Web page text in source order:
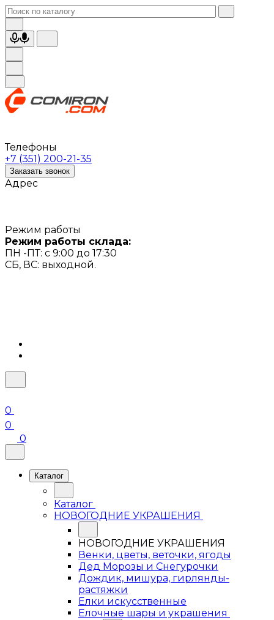
Телефоны
+7 (351) 200-21-35
Заказать звонок
Адрес
Режим работы
Режим работы склада:
ПН -ПТ: с 9:00 до 17:30
СБ, ВС: выходной.
0
0
0
Каталог
Каталог
НОВОГОДНИЕ УКРАШЕНИЯ
НОВОГОДНИЕ УКРАШЕНИЯ
Венки, цветы, веточки, ягоды
Дед Морозы и Снегурочки
Дождик, мишура, гирлянды-
растяжки
Елки искусственные
Елочные шары и украшения